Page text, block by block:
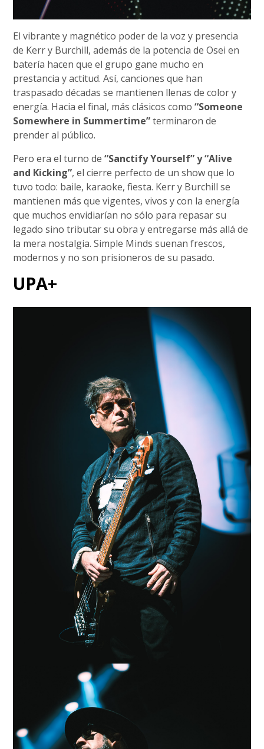
El vibrante y magnético poder de la voz y presencia
de Kerr y Burchill, además de la potencia de Osei en
batería hacen que el grupo gane mucho en
prestancia y actitud. Así, canciones que han
traspasado décadas se mantienen llenas de color y
energía. Hacia el final, más clásicos como“Someone
Somewhere in Summertime”terminaron de
prender al público.
Pero era el turno de“Sanctify Yourself” y “Alive
and Kicking”, el cierre perfecto de un show que lo
tuvo todo: baile, karaoke, fiesta. Kerr y Burchill se
mantienen más que vigentes, vivos y con la energía
que muchos envidiarían no sólo para repasar su
legado sino tributar su obra y entregarse más allá de
la mera nostalgia. Simple Minds suenan frescos,
modernos y no son prisioneros de su pasado.
UPA+